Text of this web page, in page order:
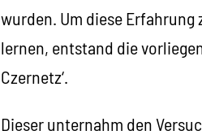
wurden. Um diese Erfahrung
lernen, entstand die
Czernetz‘.
Dieser unternahm den